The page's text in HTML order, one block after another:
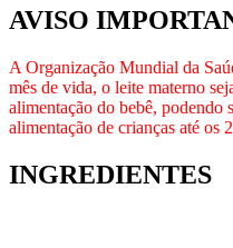
AVISO
A Organização Mundial da
mês de vida, o leite materno
alimentação do bebê, podendo
alimentação de crianças até os
INGREDIENTES